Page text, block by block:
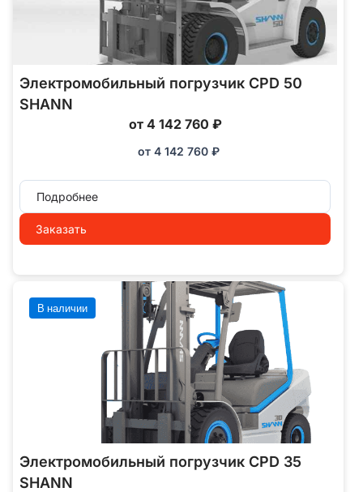
Электромобильный погрузчик CPD 50
SHANN
от 4 142 760 ₽
от 4 142 760 ₽
Подробнее
Заказать
В наличии
Электромобильный погрузчик CPD 35
SHANN